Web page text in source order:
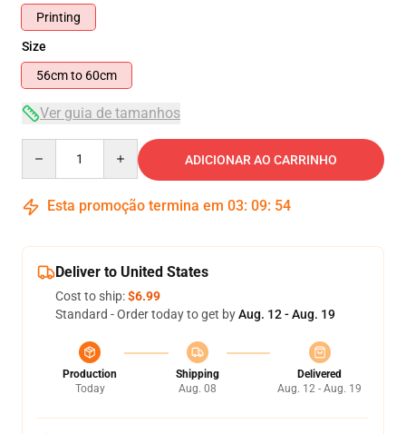
Printing
Size
56cm to 60cm
Ver guia de tamanhos
ADICIONAR AO CARRINHO
Esta promoção termina em 03: 09: 53
Deliver to United States
Cost to ship:$6.99
Standard - Order today to get byAug. 12 - Aug. 19
Production
Today
Shipping
Aug. 08
Delivered
Aug. 12 - Aug. 19